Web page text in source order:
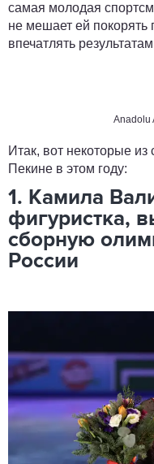
самая молодая
не мешает ей покорять
впечатлять
Anadolu
Итак, вот некоторые
Пекине в этом году:
1. Камила
фигуристка,
сборную
России